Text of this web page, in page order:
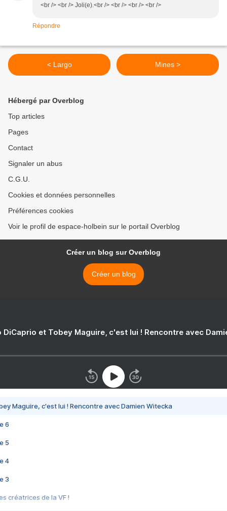
<br /> <br /> Joli(e).<br /> <br /> <br /> <br />
Répondre
< Largo Mines >
Hébergé par Overblog
Top articles
Pages
Contact
Signaler un abus
C.G.U.
Cookies et données personnelles
Préférences cookies
Voir le profil de espace-holbein sur le portail Overblog
Créer un blog sur Overblog
Créer un blog
DiCaprio et Tobey Maguire, c'est lui ! Rencontre avec
Maguire, c'est lui ! Rencontre avec Damien Witecka
6
5
4
3
créatrices de la VF !